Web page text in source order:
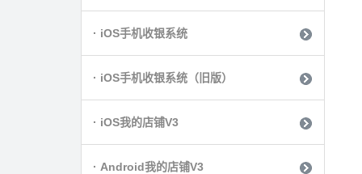
· iOS手机收银系统
· iOS手机收银系统（旧版）
· iOS我的店铺V3
· Android我的店铺V3